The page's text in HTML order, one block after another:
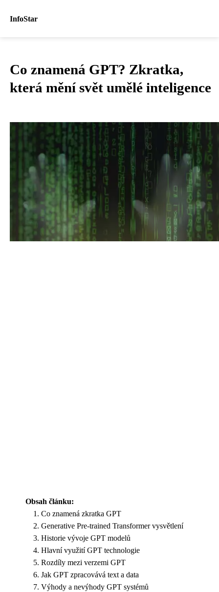
InfoStar
Co znamená GPT? Zkratka,
která mění svět umělé inteligence
Obsah článku:
Co znamená zkratka GPT
Generative Pre-trained Transformer vysvětlení
Historie vývoje GPT modelů
Hlavní využití GPT technologie
Rozdíly mezi verzemi GPT
Jak GPT zpracovává text a data
Výhody a nevýhody GPT systémů